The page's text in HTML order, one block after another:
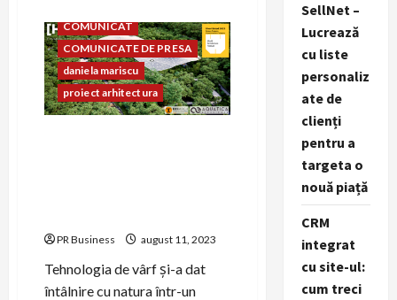
de
Celebrare
și
Cadouri
Inspirate
pentru
Tinerii
Căsătoriți
COMUNICAT
COMUNICATE DE PRESA
daniela mariscu
proiect arhitectura
PR Business august 11, 2023
Tehnologia de vârf și-a dat
întâlnire cu natura într-un
SellNet –
Lucrează
cu liste
personaliz
ate de
clienți
pentru a
targeta o
nouă piață
CRM
integrat
cu site-ul:
cum treci